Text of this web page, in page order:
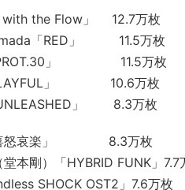
the Flow」 12.7万枚
「RED」 11.5万枚
PROT.30」 11.5万枚
」 10.6万枚
」 8.3万枚
喜怒哀楽」 8.3万枚
本剛）「HYBRID FUNK」7.7
SHOCK OST2」7.6万枚